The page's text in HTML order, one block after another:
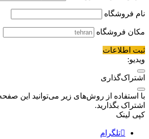
نام فروشگاه
مکان فروشگاه
ثبت اطلاعات
ویدیو:
اشتراک‌گذاری
با استفاده از روش‌های زیر می‌توانید این
اشتراک بگذارید.
کپی لینک
تلگرام